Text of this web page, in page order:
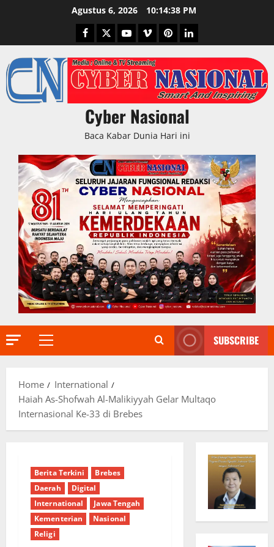
Agustus 6, 2026 10:14:39 PM
Facebook
TwitterYoutubeVimeoPinterestLinkedIn
Cyber Nasional
Baca Kabar Dunia Hari ini
Primary
SUBSCRIBE
Home
International
Haiah As-Shofwah Al-Malikiyyah Gelar Multaqo
Internasional Ke-33 di Brebes
Berita Terkini
Brebes
Daerah
Digital
International
Jawa Tengah
Kementerian
Nasional
Religi